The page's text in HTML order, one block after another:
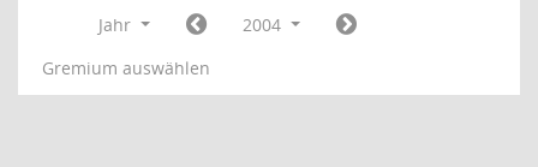
Jahr
2004
Gremium auswählen